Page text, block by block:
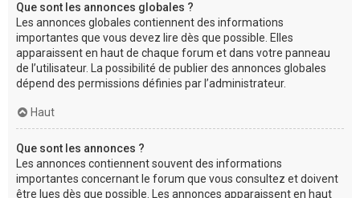
Que sont les annonces globales ?
Les annonces globales contiennent des informations
importantes que vous devez lire dès que possible. Elles
apparaissent en haut de chaque forum et dans votre panneau
de l’utilisateur. La possibilité de publier des annonces globales
dépend des permissions définies par l’administrateur.
Haut
Que sont les annonces ?
Les annonces contiennent souvent des informations
importantes concernant le forum que vous consultez et doivent
être lues dès que possible. Les annonces apparaissent en haut